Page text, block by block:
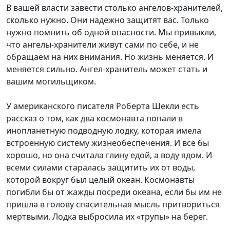
В вашей власти завести столько ангелов-хранителей,
сколько нужно. Они надежно защитят вас. Только
нужно помнить об одной опасности. Мы привыкли,
что ангелы-хранители живут сами по себе, и не
обращаем на них внимания. Но жизнь меняется. И
меняется сильно. Ангел-хранитель может стать и
вашим могильщиком.
У американского писателя Роберта Шекли есть
рассказ о том, как два космонавта попали в
инопланетную подводную лодку, которая имела
встроенную систему жизнеобеспечения. И все бы
хорошо, но она считала глину едой, а воду ядом. И
всеми силами старалась защитить их от воды,
которой вокруг был целый океан. Космонавты
погибли бы от жажды посреди океана, если бы им не
пришла в голову спасительная мысль притвориться
мертвыми. Лодка выбросила их «трупы» на берег.